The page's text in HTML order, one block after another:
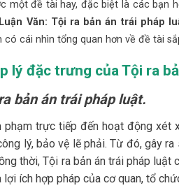
một đề tài hay, đặc biệt là các bạn
Luận Văn: Tội ra bản án trái pháp
cái nhìn tổng quan hơn về đề tài
lý đặc trưng của Tội ra
bản án trái pháp luật.
trực tiếp đến hoạt động xét
lý, bảo vệ lẽ phải. Từ đó, gây
thời, Tội ra bản án trái pháp luật
ích hợp pháp của cơ quan, tổ